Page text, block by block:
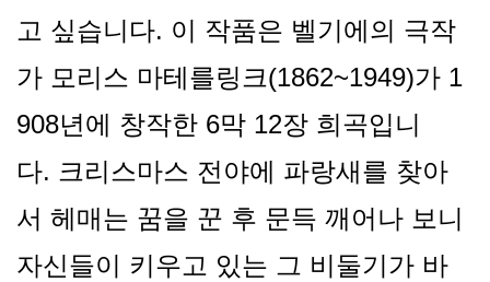
고 싶습니다. 이 작품은 벨기에의 극작
가 모리스 마테를링크(1862~1949)가 1
908년에 창작한 6막 12장 희곡입니
다. 크리스마스 전야에 파랑새를 찾아
서 헤매는 꿈을 꾼 후 문득 깨어나 보니
자신들이 키우고 있는 그 비둘기가 바